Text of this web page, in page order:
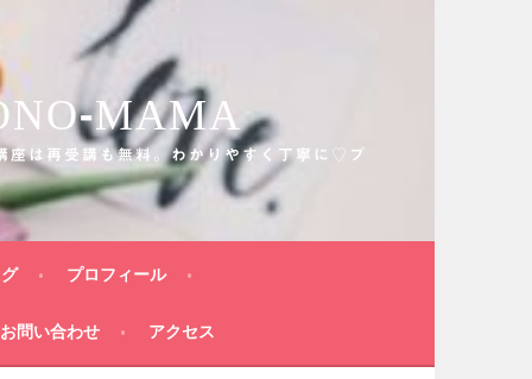
MAMA
座は再受講も無料。わかりやすく丁寧に♡プ
プロフィール
問い合わせ アクセス